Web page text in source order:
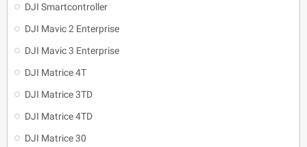
DJI Smartcontroller
DJI Mavic 2 Enterprise
DJI Mavic 3 Enterprise
DJI Matrice 4T
DJI Matrice 3TD
DJI Matrice 4TD
DJI Matrice 30